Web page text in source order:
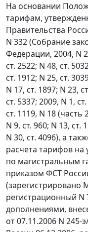
На основании
тарифам,
Правительства
N 332 (Собрание
Федерации, 2004, N
ст. 2522; N 48, ст.
ст. 1912; N 25, ст.
N 17, ст. 1897; N 23,
ст. 5337; 2009, N 1,
ст. 1119, N 18 (часть
N 9, ст. 960; N 13, ст.
N 30, ст. 4096), а
расчета тарифов на
по магистральным
приказом ФСТ
(зарегистрировано
регистрационный N
дополнениями,
от 07.11.2006 N